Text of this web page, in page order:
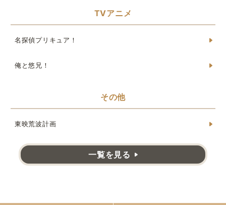
TVアニメ
名探偵プリキュア！
俺と悠兄！
その他
東映荒波計画
一覧を見る